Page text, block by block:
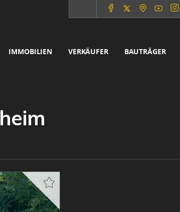
IMMOBILIEN VERKÄUFER BAUTRÄGER